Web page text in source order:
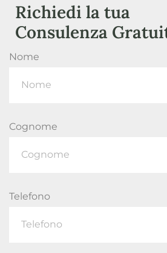
Richiedi la tua
Consulenza
Nome
Cognome
Telefono